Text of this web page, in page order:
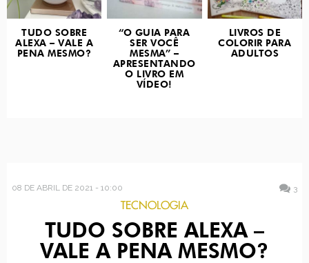
TUDO SOBRE
ALEXA – VALE A
PENA MESMO?
“O GUIA PARA
SER VOCÊ
MESMA” –
APRESENTANDO
O LIVRO EM
VÍDEO!
LIVROS DE
COLORIR PARA
ADULTOS
08 DE ABRIL DE 2021 - 10:00 3
TECNOLOGIA
TUDO SOBRE ALEXA –
VALE A PENA MESMO?